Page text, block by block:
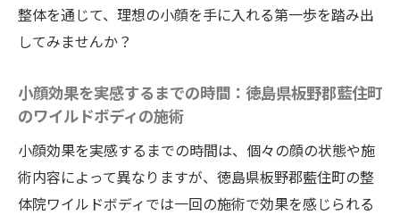
整体を通じて、理想の小顔を手に入れる第一歩を踏み出
してみませんか？
小顔効果を実感するまでの時間：徳島県板野郡藍住町
のワイルドボディの施術
小顔効果を実感するまでの時間は、個々の顔の状態や施
術内容によって異なりますが、徳島県板野郡藍住町の整
体院ワイルドボディでは一回の施術で効果を感じられる